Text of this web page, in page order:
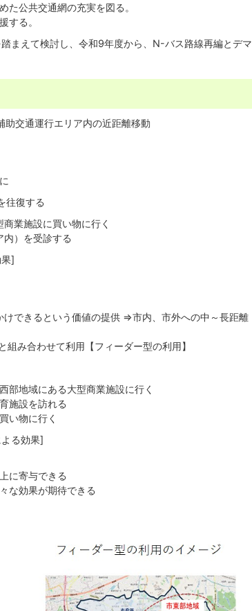
た公共交通網の充実を図る。
する。
えて検討し、令和9年度から、N-バス路線再編とデマ
交通運行エリア内の近距離移動
復する
業施設に買い物に行く
内）を受診する
]
できるという価値の提供 ⇒市内、市外への中～長距離
み合わせて利用【フィーダー型の利用】
部地域にある大型商業施設に行く
施設を訪れる
い物に行く
る効果]
に寄与できる
な効果が期待できる